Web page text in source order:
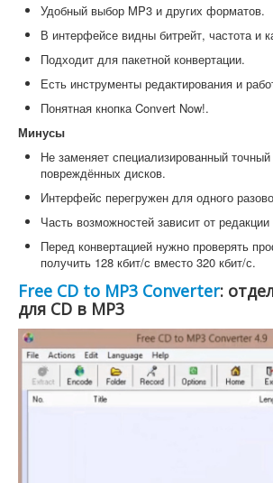
Удобный выбор MP3 и других форматов.
В интерфейсе видны битрейт, частота и
Подходит для пакетной конвертации.
Есть инструменты редактирования и
Понятная кнопка Convert Now!.
Минусы
Не заменяет специализированный
повреждённых дисков.
Интерфейс перегружен для одного
Часть возможностей зависит от
Перед конвертацией нужно проверять
получить 128 кбит/с вместо 320 кбит/с.
Free CD to MP3 Converter:
для CD в MP3